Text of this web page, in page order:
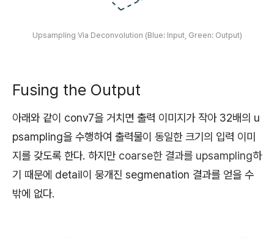
Upsampling Via Deconvolution (Blue: Input, Green: Output)
Fusing the Output
아래와 같이 conv7을 거치면 출력 이미지가 작아 32배의 u
psampling을 수행하여 출력물이 동일한 크기의 입력 이미
지를 갖도록 한다. 하지만 coarse한 결과를 upsampling하
기 때문에 detail이 뭉개진 segmenation 결과를 얻을 수
밖에 없다.